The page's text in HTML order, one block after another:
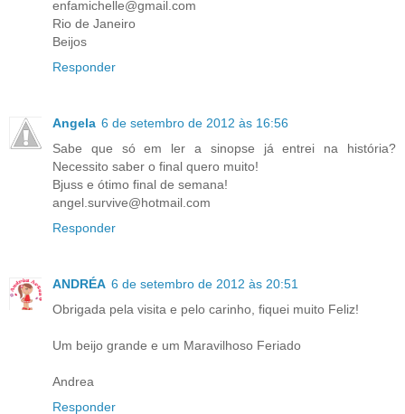
enfamichelle@gmail.com
Rio de Janeiro
Beijos
Responder
Angela 6 de setembro de 2012 às 16:56
Sabe que só em ler a sinopse já entrei na história?
Necessito saber o final quero muito!
Bjuss e ótimo final de semana!
angel.survive@hotmail.com
Responder
ANDRÉA 6 de setembro de 2012 às 20:51
Obrigada pela visita e pelo carinho, fiquei muito Feliz!
Um beijo grande e um Maravilhoso Feriado
Andrea
Responder